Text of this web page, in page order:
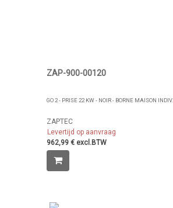
ZAP-900-00120
GO 2 - PRISE 22 KW - NOIR - BORNE MAISON INDIV.
ZAPTEC
Levertijd op aanvraag
962,99 € excl.BTW